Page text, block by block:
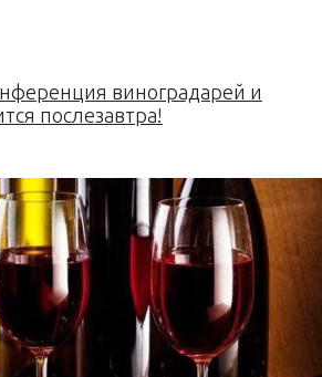
виноградарей и
послезавтра!